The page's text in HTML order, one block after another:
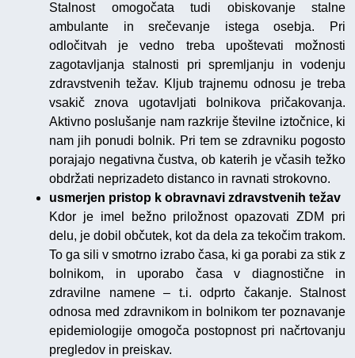
Stalnost omogočata tudi obiskovanje stalne
ambulante in srečevanje istega osebja. Pri
odločitvah je vedno treba upoštevati možnosti
zagotavljanja stalnosti pri spremljanju in vodenju
zdravstvenih težav. Kljub trajnemu odnosu je treba
vsakič znova ugotavljati bolnikova pričakovanja.
Aktivno poslušanje nam razkrije številne iztočnice, ki
nam jih ponudi bolnik. Pri tem se zdravniku pogosto
porajajo negativna čustva, ob katerih je včasih težko
obdržati neprizadeto distanco in ravnati strokovno.
usmerjen pristop k obravnavi zdravstvenih težav
Kdor je imel bežno priložnost opazovati ZDM pri
delu, je dobil občutek, kot da dela za tekočim trakom.
To ga sili v smotrno izrabo časa, ki ga porabi za stik z
bolnikom, in uporabo časa v diagnostične in
zdravilne namene – t.i. odprto čakanje. Stalnost
odnosa med zdravnikom in bolnikom ter poznavanje
epidemiologije omogoča postopnost pri načrtovanju
pregledov in preiskav.